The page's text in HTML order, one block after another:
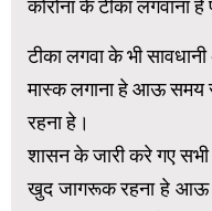
कोरोना के टीका लगवाना हे
टीका लगवा के भी
मास्क लगाना हे आऊ समय
रहना हे।
शासन के जारी करे गए
खुद जागरूक रहना हे आऊ